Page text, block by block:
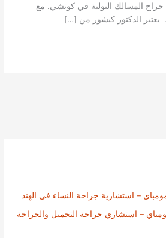
– استشارية جراحة النساء في الهند
– استشاري جراحة التجميل والجراحة
المسالك البولية في كوتشي. مع